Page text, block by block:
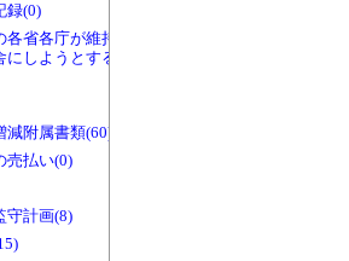
録(0)
各省各庁が維持管理を行う
にしようとする場合のもの
減附属書類(60)
売払い(0)
守計画(8)